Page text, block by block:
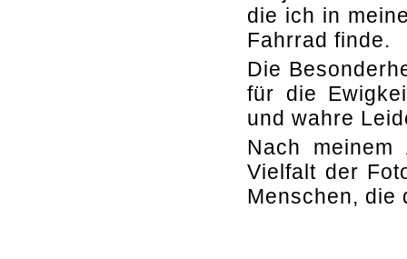
die ich in
Fahrrad finde.
Die
für die
und wahre
Nach
Vielfalt der
Menschen, die